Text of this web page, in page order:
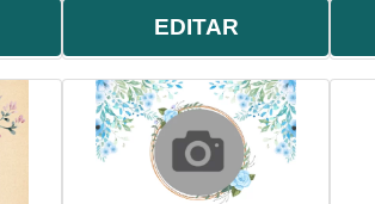
EDITAR